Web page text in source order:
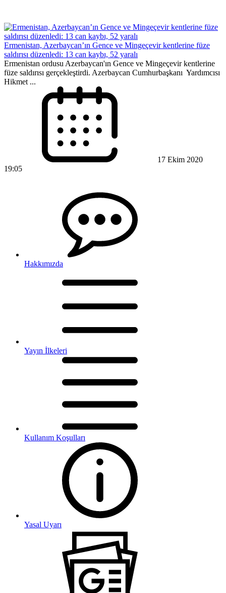
Ermenistan, Azerbaycan’ın Gence ve Mingeçevir kentlerine füze
saldırısı düzenledi: 13 can kaybı, 52 yaralı
Ermenistan ordusu Azerbaycan'ın Gence ve Mingeçevir kentlerine
füze saldırısı gerçekleştirdi. Azerbaycan Cumhurbaşkanı Yardımcısı
Hikmet ...
17 Ekim 2020
19:05
Hakkımızda
Yayın İlkeleri
Kullanım Koşulları
Yasal Uyarı